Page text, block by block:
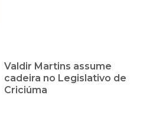
Valdir Martins assume
cadeira no Legislativo de
Criciúma